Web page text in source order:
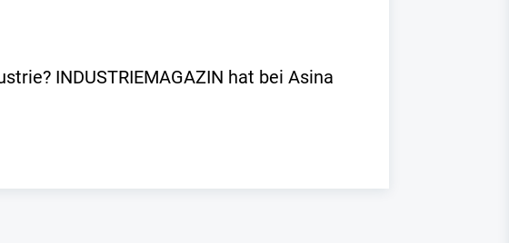
INDUSTRIEMAGAZIN hat bei Asina